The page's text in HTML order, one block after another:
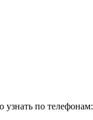
по телефонам: